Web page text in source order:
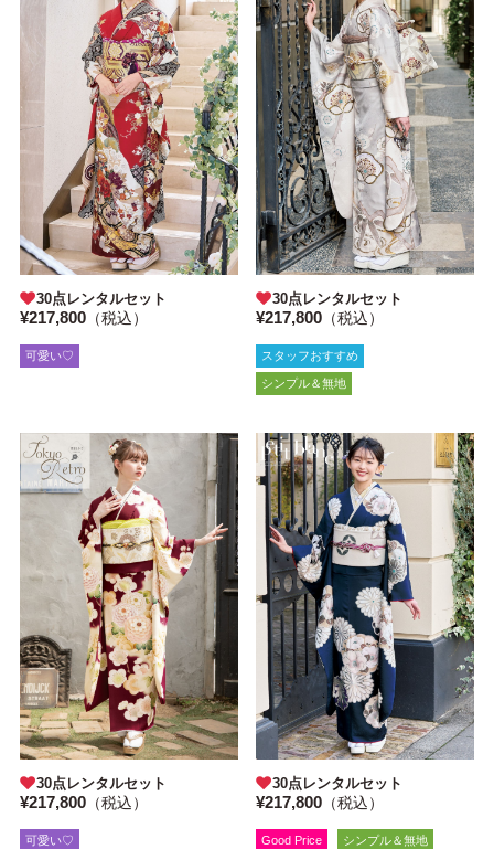
30点レンタルセット
¥217,800（税込）
可愛い♡
30点レンタルセット
¥217,800 （税込）
スタッフおすすめ
シンプル＆無地
30点レンタルセット
¥217,800（税込）
可愛い♡
30点レンタルセット
¥217,800 （税込）
Good Price シンプル＆無地